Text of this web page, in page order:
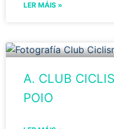
LER MÁIS »
A. CLUB
POIO